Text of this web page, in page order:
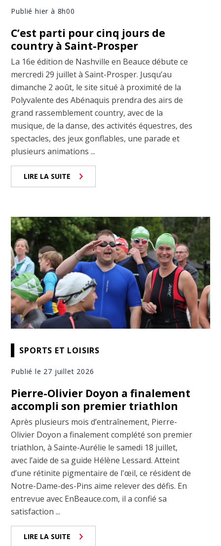
Publié hier à 8h00
C’est parti pour cinq jours de
country à Saint-Prosper
La 16e édition de Nashville en Beauce débute ce
mercredi 29 juillet à Saint-Prosper. Jusqu’au
dimanche 2 août, le site situé à proximité de la
Polyvalente des Abénaquis prendra des airs de
grand rassemblement country, avec de la
musique, de la danse, des activités équestres, des
spectacles, des jeux gonflables, une parade et
plusieurs animations ...
LIRE LA SUITE
SPORTS ET LOISIRS
Publié le 27 juillet 2026
Pierre-Olivier Doyon a finalement
accompli son premier triathlon
Après plusieurs mois d’entraînement, Pierre-
Olivier Doyon a finalement complété son premier
triathlon, à Sainte-Aurélie le samedi 18 juillet,
avec l’aide de sa guide Hélène Lessard. Atteint
d’une rétinite pigmentaire de l'œil, ce résident de
Notre-Dame-des-Pins aime relever des défis. En
entrevue avec EnBeauce.com, il a confié sa
satisfaction ...
LIRE LA SUITE